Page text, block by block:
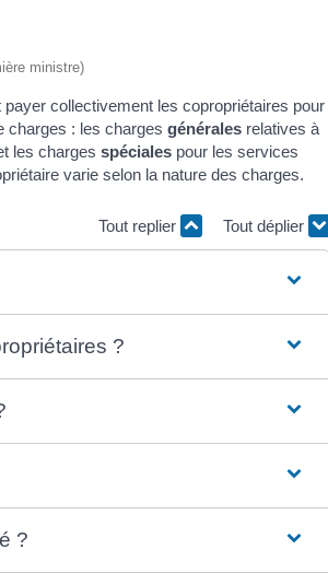
ministre)
collectivement les copropriétaires pour
charges : les charges générales relatives à
les charges spéciales pour les services
varie selon la nature des charges.
Tout replier Tout déplier
?
?